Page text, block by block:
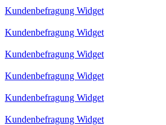
Kundenbefragung Widget
Kundenbefragung Widget
Kundenbefragung Widget
Kundenbefragung Widget
Kundenbefragung Widget
Kundenbefragung Widget